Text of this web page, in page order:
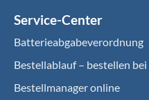
Service-Center
Batterieabgabeverordnung
Bestellablauf – bestellen bei
Bestellmanager online